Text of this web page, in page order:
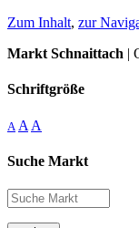
Zum Inhalt, zur
Markt Schnaittach |
Schriftgröße
A A A
Suche Markt